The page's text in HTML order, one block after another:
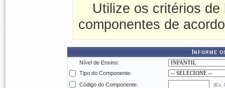
Utilize os critérios
componentes de
Informe
Nível de Ensino:
Tipo do Componente:
Código do Componente:
(Ex.